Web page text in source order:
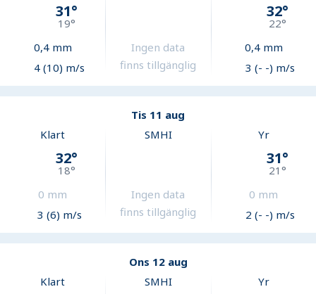
31°
19°
0,4mm
4 (10) m/s
Ingen data
finns tillgänglig
32°
22°
0,4mm
3 (- -) m/s
Tis 11 aug
Klart
32°
18°
0 mm
3 (6) m/s
SMHI
Ingen data
finns tillgänglig
Yr
31°
21°
0 mm
2 (- -) m/s
Ons 12 aug
Klart
SMHI Yr